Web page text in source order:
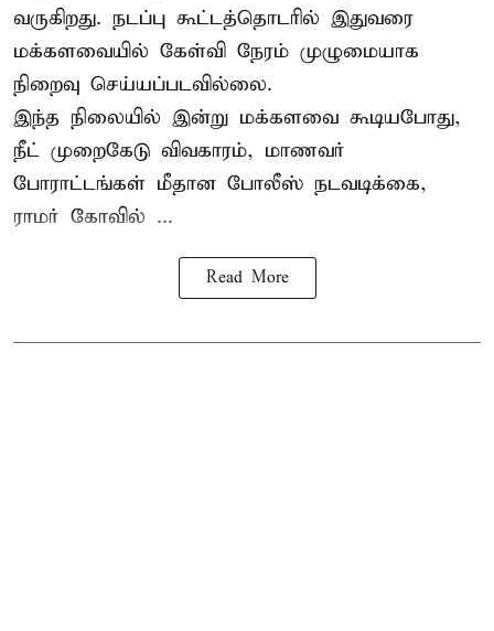
வருகிறது. நடப்பு கூட்டத்தொடரில் இதுவரை
மக்களவையில் கேள்வி நேரம் முழுமையாக
நிறைவு செய்யப்படவில்லை.
இந்த நிலையில் இன்று மக்களவை கூடியபோது,
நீட் முறைகேடு விவகாரம், மாணவர்
போராட்டங்கள் மீதான போலீஸ் நடவடிக்கை,
ராமர் கோவில் ...
Read More